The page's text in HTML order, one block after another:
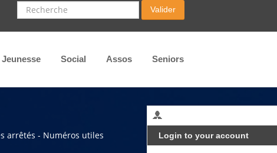
Recherche Valider
Social Assos Seniors
Login to your account
arrêtés - Numéros utiles